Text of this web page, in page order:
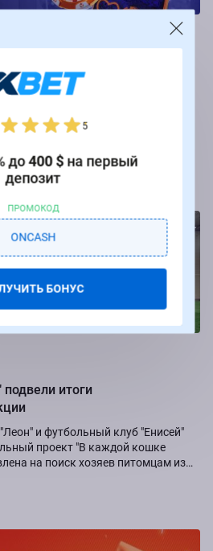
за ставки на РПЛ от БК
ставки за пари на игры
итоги
и футбольный клуб "Енисей"
проект "В каждой кошке
на поиск хозяев питомцам из
5
до400 $на первый
депозит
ПРОМОКОД
ONCASH
БОНУС